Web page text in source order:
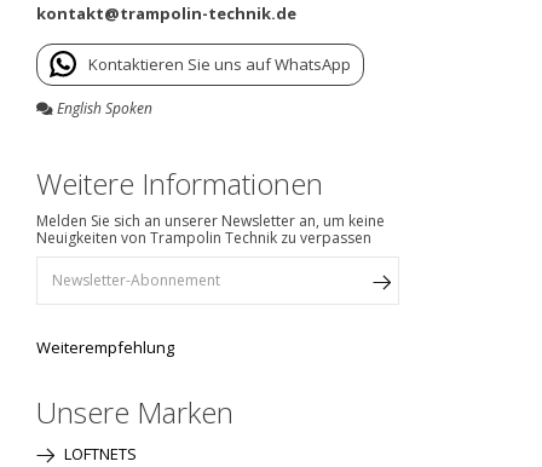
kontakt@trampolin-technik.de
Kontaktieren Sie uns auf WhatsApp
English Spoken
Weitere Informationen
Melden Sie sich an unserer Newsletter an, um keine
Neuigkeiten von Trampolin Technik zu verpassen
Weiterempfehlung
Unsere Marken
LOFTNETS